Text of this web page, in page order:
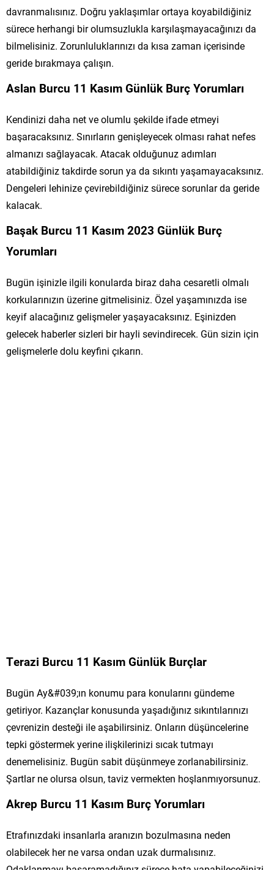
davranmalısınız. Doğru yaklaşımlar ortaya koyabildiğiniz
sürece herhangi bir olumsuzlukla karşılaşmayacağınızı da
bilmelisiniz. Zorunluluklarınızı da kısa zaman içerisinde
geride bırakmaya çalışın.
Aslan Burcu 11 Kasım Günlük Burç Yorumları
Kendinizi daha net ve olumlu şekilde ifade etmeyi
başaracaksınız. Sınırların genişleyecek olması rahat nefes
almanızı sağlayacak. Atacak olduğunuz adımları
atabildiğiniz takdirde sorun ya da sıkıntı yaşamayacaksınız.
Dengeleri lehinize çevirebildiğiniz sürece sorunlar da geride
kalacak.
Başak Burcu 11 Kasım 2023 Günlük Burç
Yorumları
Bugün işinizle ilgili konularda biraz daha cesaretli olmalı
korkularınızın üzerine gitmelisiniz. Özel yaşamınızda ise
keyif alacağınız gelişmeler yaşayacaksınız. Eşinizden
gelecek haberler sizleri bir hayli sevindirecek. Gün sizin için
gelişmelerle dolu keyfini çıkarın.
Terazi Burcu 11 Kasım Günlük Burçlar
Bugün Ay&#039;ın konumu para konularını gündeme
getiriyor. Kazançlar konusunda yaşadığınız sıkıntılarınızı
çevrenizin desteği ile aşabilirsiniz. Onların düşüncelerine
tepki göstermek yerine ilişkilerinizi sıcak tutmayı
denemelisiniz. Bugün sabit düşünmeye zorlanabilirsiniz.
Şartlar ne olursa olsun, taviz vermekten hoşlanmıyorsunuz.
Akrep Burcu 11 Kasım Burç Yorumları
Etrafınızdaki insanlarla aranızın bozulmasına neden
olabilecek her ne varsa ondan uzak durmalısınız.